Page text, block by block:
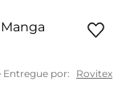
Entregue por: Rovitex